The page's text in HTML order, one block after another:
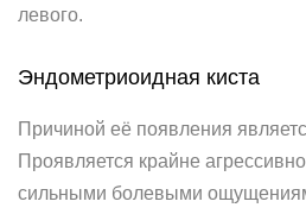
левого.
Эндометриоидная киста
Причиной её появления
Проявляется крайне
сильными болевыми